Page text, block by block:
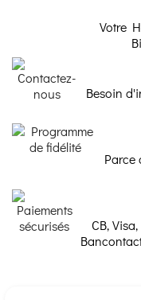
Votre
Besoin
Parce
CB,